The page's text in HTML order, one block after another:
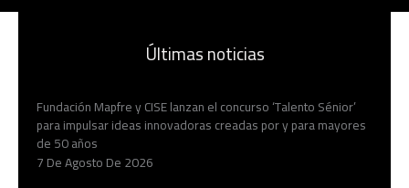
Últimas noticias
Fundación Mapfre y CISE lanzan el concurso ‘Talento Sénior’
para impulsar ideas innovadoras creadas por y para mayores
de 50 años
7 De Agosto De 2026